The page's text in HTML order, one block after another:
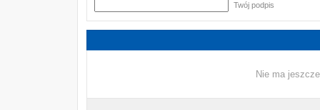
Twój podpis
Nie ma